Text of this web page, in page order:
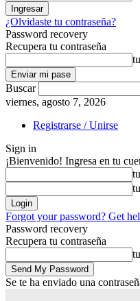
¿Olvidaste tu contraseña?
Password recovery
Recupera tu contraseña
Buscar
viernes, agosto 7, 2026
Registrarse / Unirse
Sign in
¡Bienvenido! Ingresa en tu
Forgot your password? Get
Password recovery
Recupera tu contraseña
Se te ha enviado una